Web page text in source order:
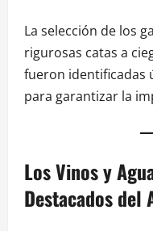
La selección de los
rigurosas catas a
fueron identificadas
para garantizar la
Los Vinos y
Destacados del